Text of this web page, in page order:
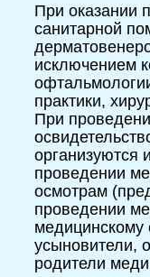
При оказании
санитарной
исключением
практики,
При
организуются
проведении
осмотрам
проведении
медицинскому
усыновители,
родители